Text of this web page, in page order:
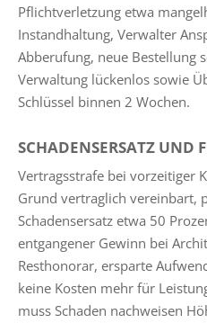
Pflichtverletzung etwa
Instandhaltung, Verwalter
Abberufung, neue Bestellung
Verwaltung lückenlos sowie
Schlüssel binnen 2 Wochen.
SCHADENSERSATZ UND
Vertragsstrafe bei vorzeitiger
Grund vertraglich vereinbart,
Schadensersatz etwa 50
entgangener Gewinn bei
Resthonorar, ersparte
keine Kosten mehr für
muss Schaden nachweisen